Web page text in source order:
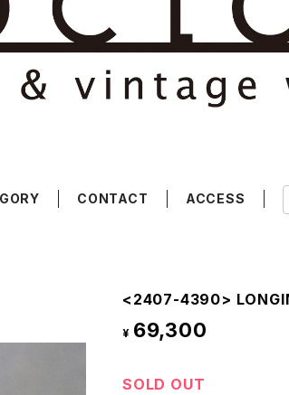
CONTACT ACCESS
<2407-4390>
¥ 69,300
SOLD OUT